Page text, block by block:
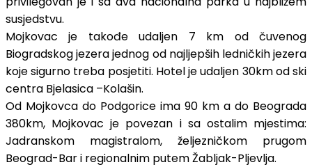
susjedstvu.
Mojkovac je takođe udaljen 7 km od čuvenog
Biogradskog jezera jednog od najljepših ledničkih jezera
koje sigurno treba posjetiti. Hotel je udaljen 30km od ski
centra Bjelasica –Kolašin.
Od Mojkovca do Podgorice ima 90 km a do Beograda
380km, Mojkovac je povezan i sa ostalim mjestima:
Jadranskom magistralom, željezničkom prugom
Beograd-Bar i regionalnim putem Žabljak-Pljevlja.